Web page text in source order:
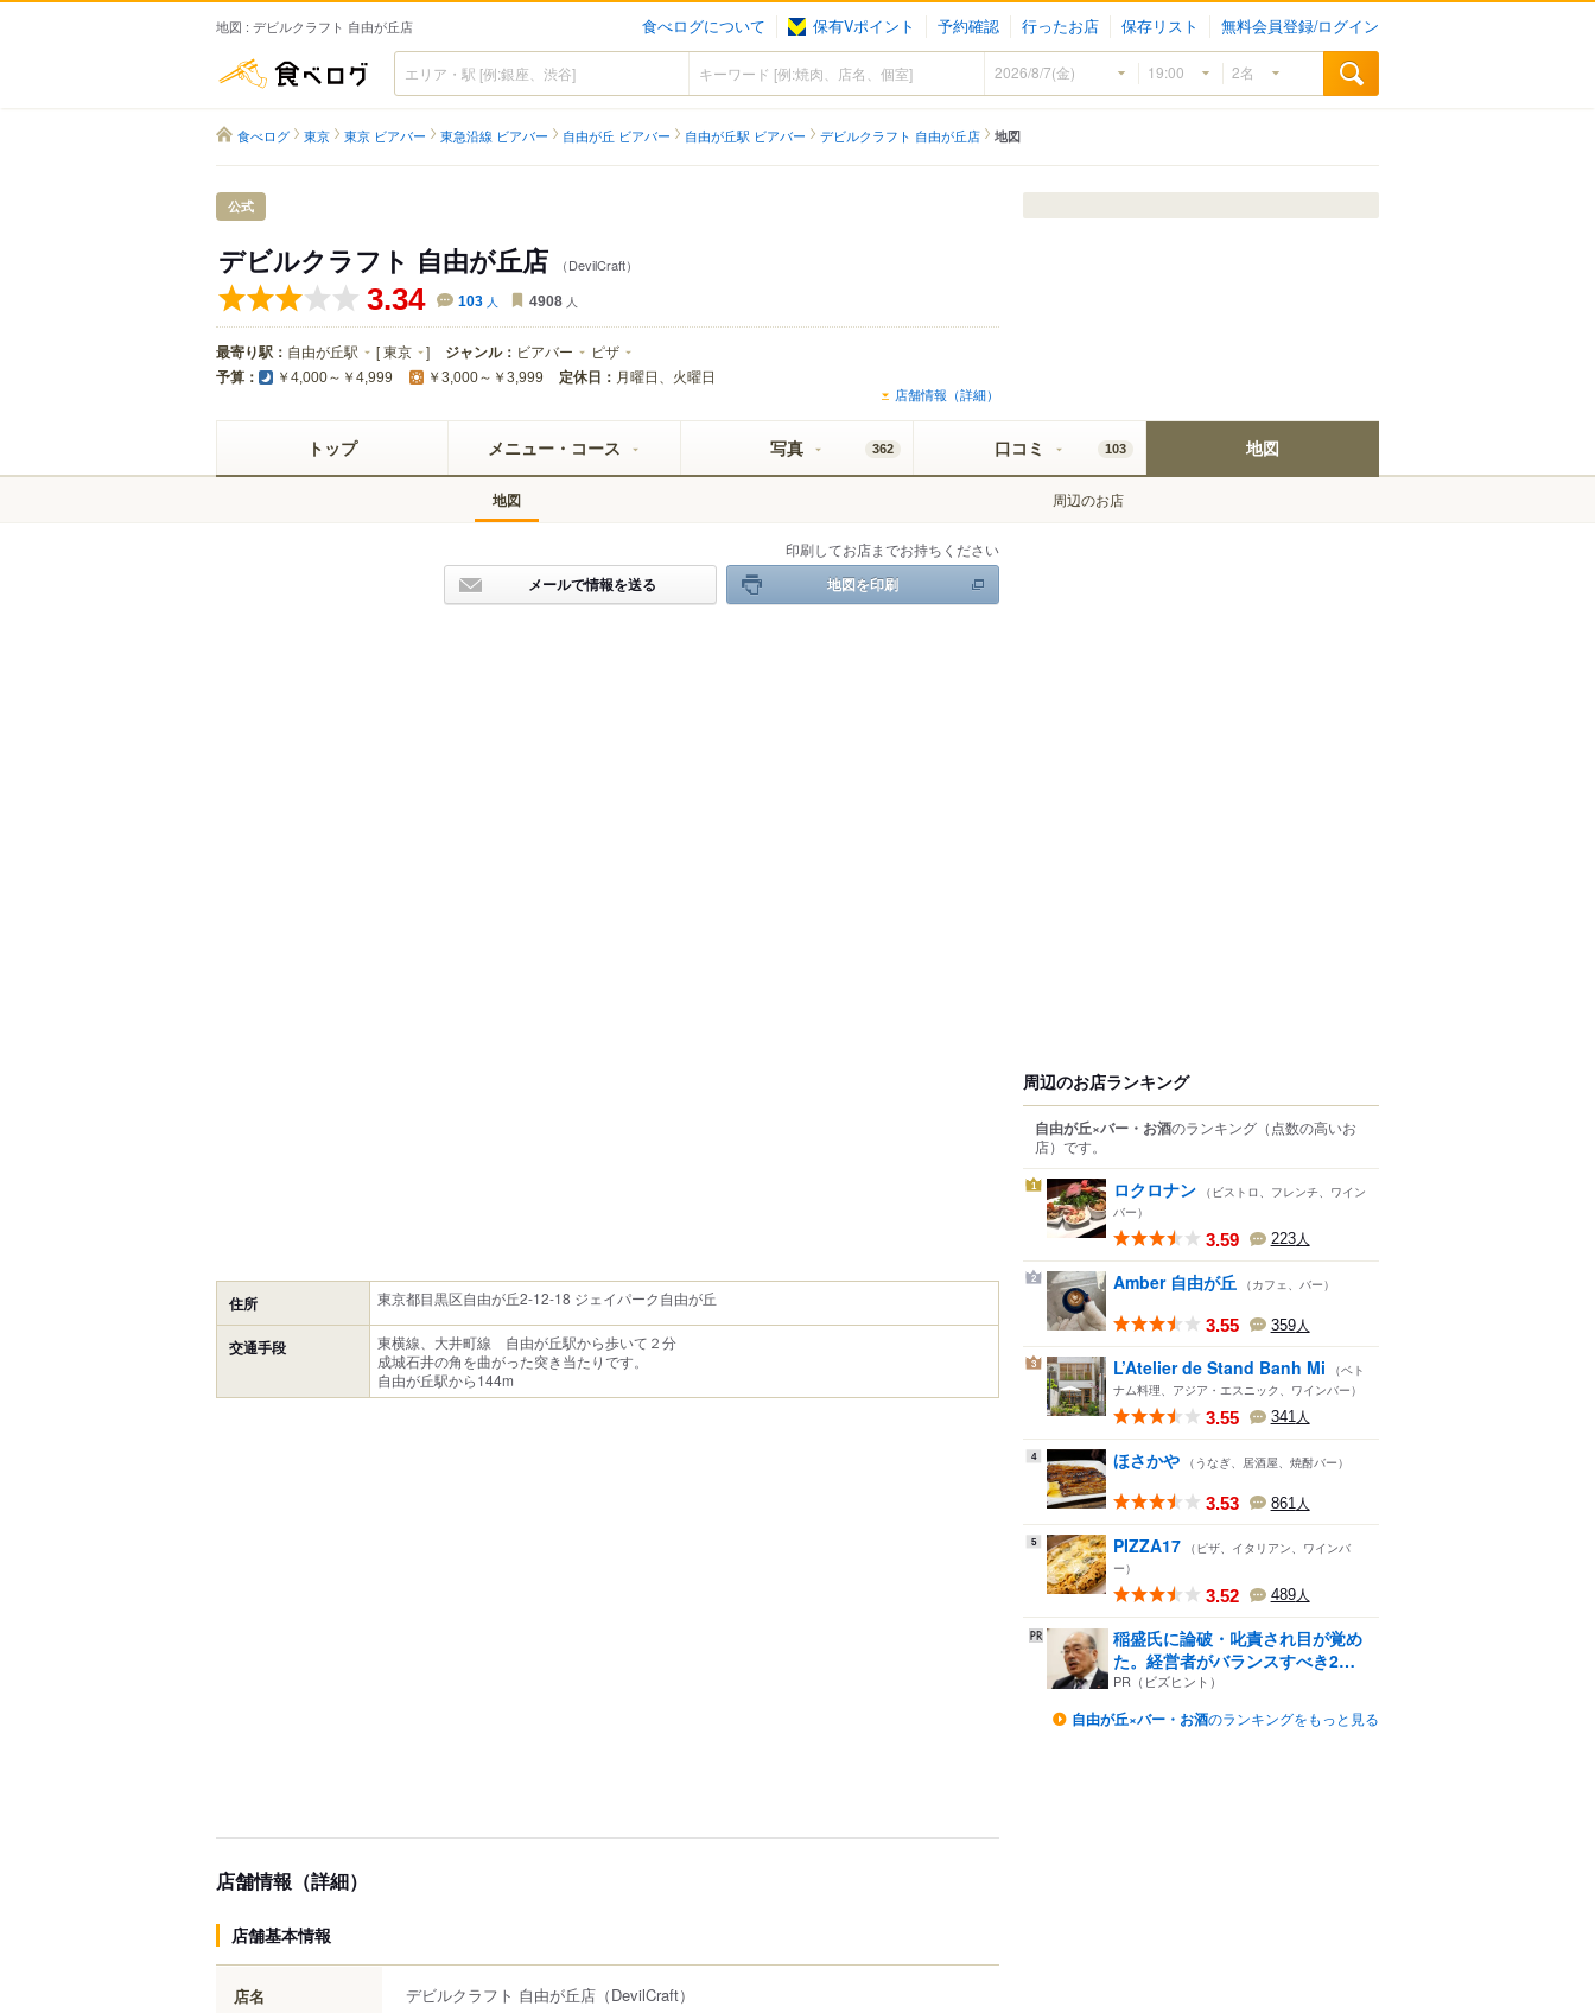
地図 : デビルクラフト 自由が丘店 食べログについて 保有Vポイント 予約確認 行ったお店 保存リスト 無料会員登録/ログイン
食べログ
食べログ 東京 東京 ビアバー 東急沿線 ビアバー 自由が丘 ビアバー 自由が丘駅 ビアバー デビルクラフト 自由が丘店 地図
公式
デビルクラフト 自由が丘店 （DevilCraft）
3.34 103 人 4908 人
最寄り駅： 自由が丘駅 [東京 ] ジャンル： ビアバー ピザ
予算： ￥4,000～￥4,999 ￥3,000～￥3,999 定休日： 月曜日、火曜日
店舗情報（詳細）
トップ メニュー・コース 写真 362 口コミ 103 地図
地図 周辺のお店
印刷してお店までお持ちください
メールで情報を送る 地図を印刷
住所 東京都目黒区自由が丘2-12-18 ジェイパーク自由が丘
交通手段
東横線、大井町線 自由が丘駅から歩いて２分
成城石井の角を曲がった突き当たりです。
自由が丘駅から144m
店舗情報（詳細）
店舗基本情報
店名 デビルクラフト 自由が丘店 （DevilCraft）
周辺のお店ランキング
自由が丘×バー・お酒のランキング （点数の高いお
店） です。
1 ロクロナン （ビストロ、フレンチ、ワイン
バー）
3.59 223人
2 Amber 自由が丘 （カフェ、バー）
3.55 359人
3 L’Atelier de Stand Banh Mi
（ベト
ナム料理、アジア・エスニック、ワインバー）
3.55 341人
4 ほさかや （うなぎ、居酒屋、焼酎バー）
3.53 861 人
5 PIZZA17 （ピザ、イタリアン、ワインバ
ー）
3.52 489人
稲盛氏に論破・叱責され目が覚め
た。経営者がバランスすべき2
つ...
PR（ビズヒント）
自由が丘×バー・お酒のランキングをもっと見る